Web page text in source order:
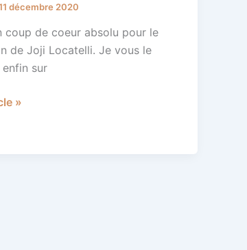
décembre 2020
coup de coeur absolu pour le
de Joji Locatelli. Je vous le
sur
»